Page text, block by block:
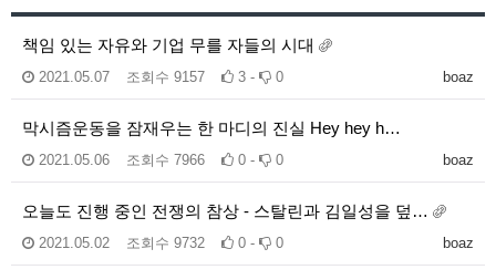
책임 있는 자유와 기업 무를 자들의 시대
boaz
2021.05.07 조회수 9157 3 - 0
막시즘운동을 잠재우는 한 마디의 진실 Hey hey h…
boaz
2021.05.06 조회수 7966 0 - 0
오늘도 진행 중인 전쟁의 참상 - 스탈린과 김일성을 덮…
boaz
2021.05.02 조회수 9732 0 - 0